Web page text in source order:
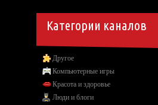
Категории каналов
Другое
Компьютерные игры
Красота и здоровье
Люди и блоги